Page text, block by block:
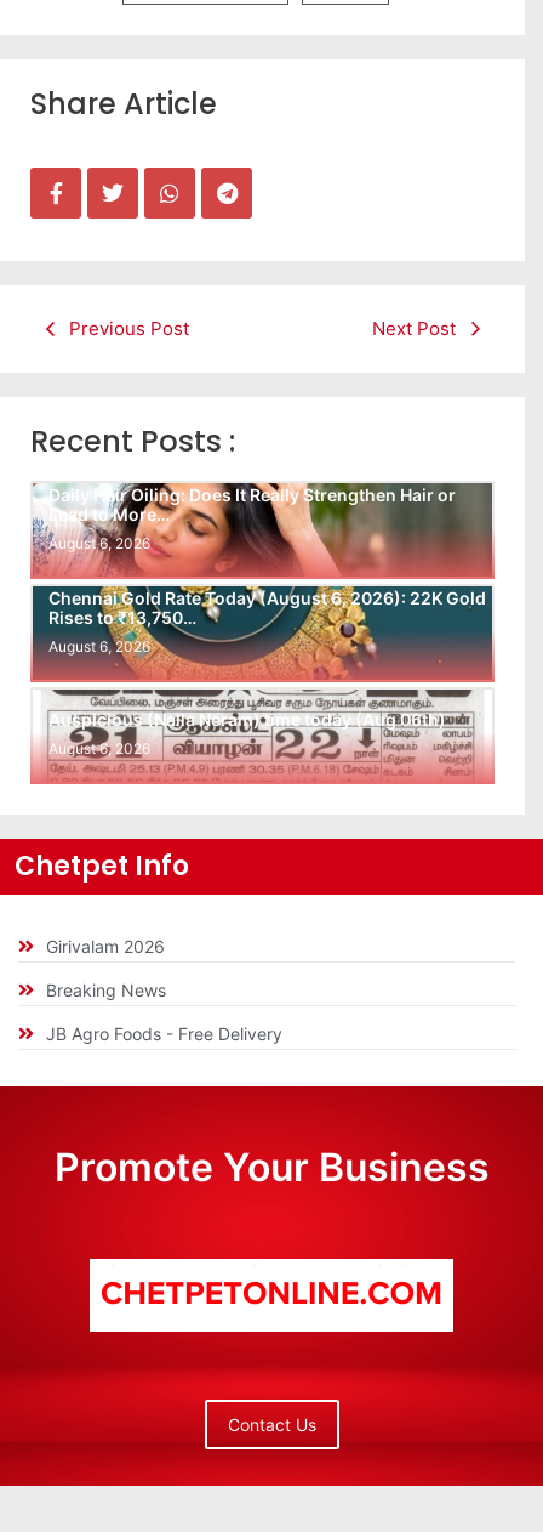
Share Article
Previous Post Next Post
Recent Posts :
Daily Hair Oiling: Does It Really Strengthen Hair or
Lead to More…
August 6, 2026
Chennai Gold Rate Today (August 6, 2026): 22K Gold
Rises to ₹13,750…
August 6, 2026
Auspicious (Nalla Neram) time today (Aug 06th)
August 6, 2026
Chetpet Info
Girivalam 2026
Breaking News
JB Agro Foods - Free Delivery
Promote Your Business
Contact Us